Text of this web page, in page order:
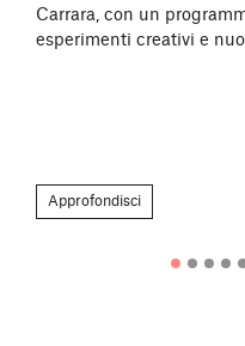
Carrara, con un
esperimenti creativi e
Approfondisci